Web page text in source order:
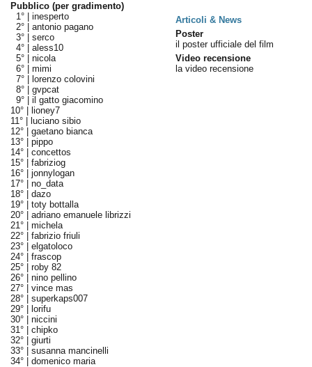
Pubblico (per gradimento)
1° | inesperto
2° | antonio pagano
3° | serco
4° | aless10
5° | nicola
6° | mimi
7° |
lorenzo colovini
8° | gvpcat
9° | il gatto giacomino
10° |
lioney7
11° |
luciano sibio
12° | gaetano bianca
13° | pippo
14° | concettos
15° | fabriziog
16° | jonnylogan
17° | no_data
18° | dazo
19° | toty bottalla
20° | adriano emanuele librizzi
21° | michela
22° | fabrizio friuli
23° | elgatoloco
24° | frascop
25° | roby 82
26° | nino pellino
27° | vince mas
28° | superkaps007
29° |
lorifu
30° | niccini
31° | chipko
32° | giurti
33° | susanna mancinelli
34° | domenico maria
Articoli & News
Poster
il poster ufficiale del film
Video recensione
la video recensione